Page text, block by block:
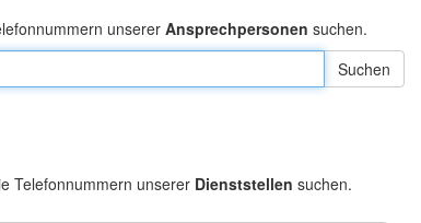
unserer Ansprechpersonen suchen.
Telefonnummern unserer Dienststellen suchen.